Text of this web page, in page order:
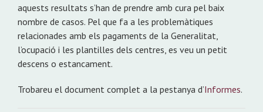
aquests resultats s’han de prendre amb cura pel baix
nombre de casos. Pel que fa a les problemàtiques
relacionades amb els pagaments de la Generalitat,
l’ocupació i les plantilles dels centres, es veu un petit
descens o estancament.
Trobareu el document complet a la pestanya d’Informes.